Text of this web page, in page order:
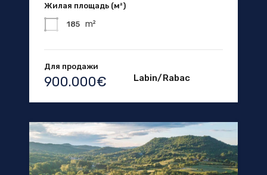
Жилая площадь (м²)
185 m²
Для продажи
900.000€ Labin/Rabac